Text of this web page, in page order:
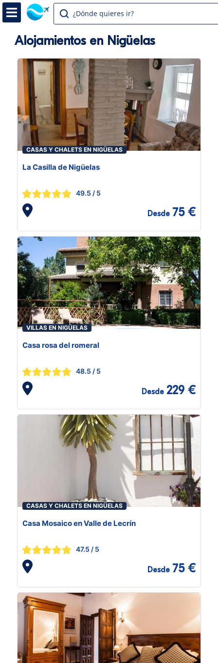
¿Dónde quieres ir?
Alojamientos en Nigüelas
CASAS Y CHALETS EN NIGÜELAS
La Casilla de Nigüelas
49.5 / 5
Desde 75 €
VILLAS EN NIGÜELAS
Casa rosa del romeral
48.5 / 5
Desde 229 €
CASAS Y CHALETS EN NIGÜELAS
Casa Mosaico en Valle de Lecrín
47.5 / 5
Desde 75 €